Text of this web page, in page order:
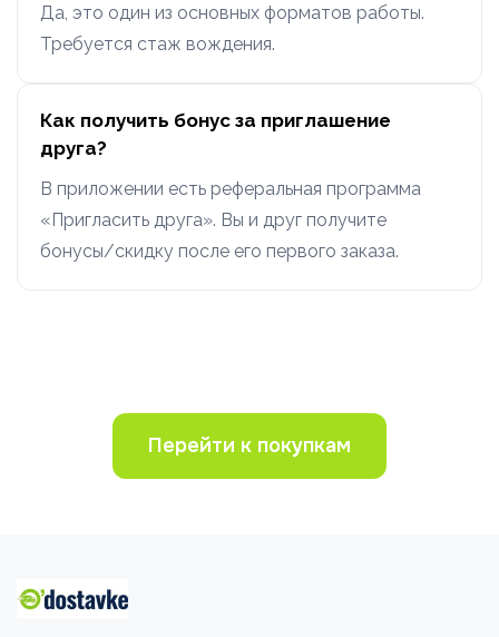
Да, это один из основных форматов работы.
Требуется стаж вождения.
Как получить бонус за приглашение
друга?
В приложении есть реферальная программа
«Пригласить друга». Вы и друг получите
бонусы/скидку после его первого заказа.
Перейти к покупкам